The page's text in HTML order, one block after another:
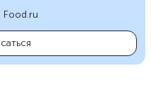
Food.ru